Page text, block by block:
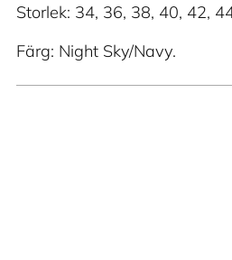
Storlek: 34, 36, 38, 40, 42,
Färg: Night Sky/Navy.